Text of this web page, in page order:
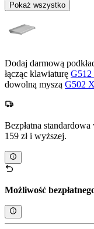
Pokaż wszystko
Dodaj darmową
łącząc klawiaturę
dowolną myszą G502 X
Bezpłatna
159 zł i wyższej.
Możliwość